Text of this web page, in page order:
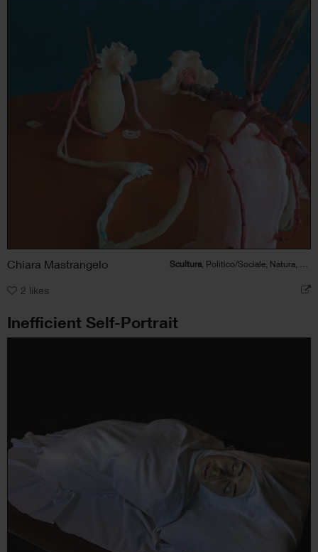
Chiara Mastrangelo Scultura , Politico/Sociale, Natura, Animale
2 likes
Inefficient Self-Portrait